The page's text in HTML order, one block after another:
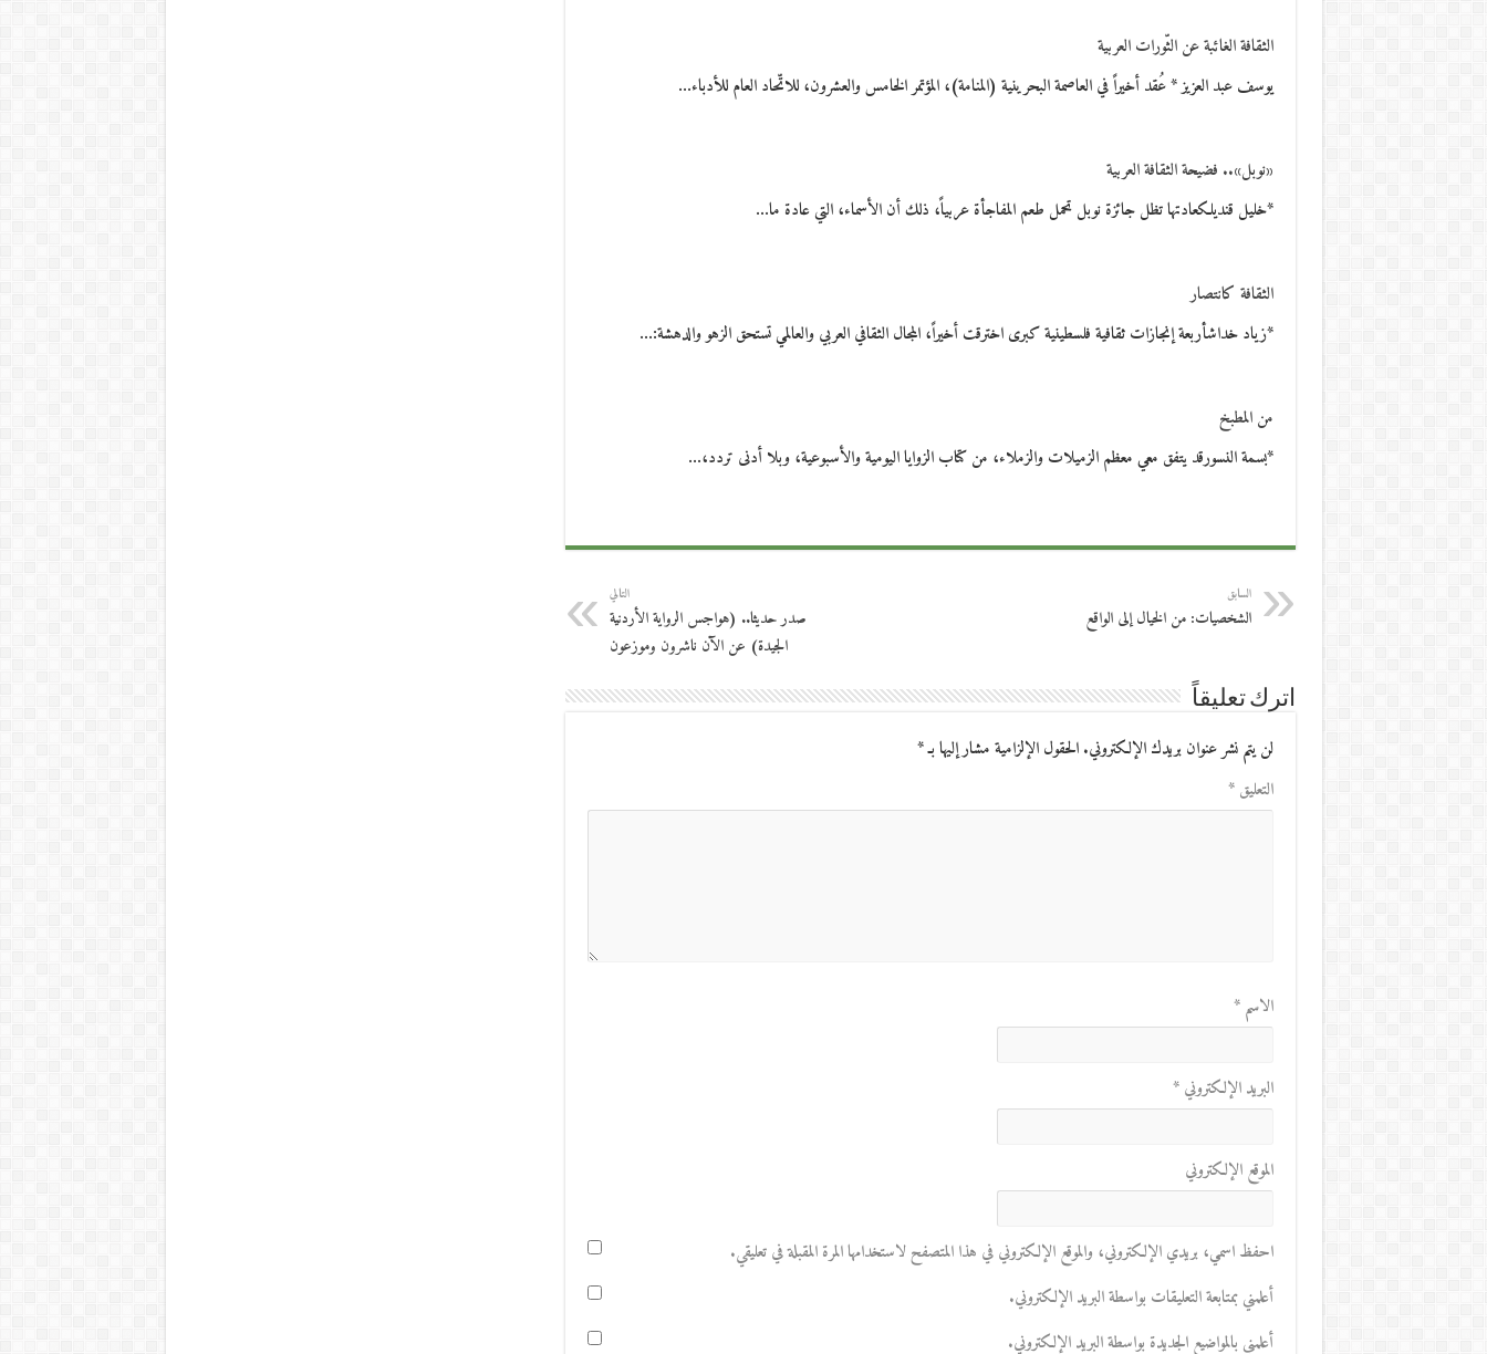
الثقافة الغائبة عن الثّورات العربية
يوسف عبد العزيز * عُقد أخيراً في العاصمة البحرينية (المنامة)، المؤتمر الخامس والعشرون، للاتّحاد العام للأدباء…
«نوبل».. فضيحة الثقافة العربية
*خليل قنديلكعادتها تظل جائزة نوبل تحمل طعم المفاجأة عربياً، ذلك أن الأسماء، التي عادة ما…
الثقافة كانتصار
*زياد خداشأربعة إنجازات ثقافية فلسطينية كبرى اخترقت أخيراً، المجال الثقافي العربي والعالمي تستحق الزهو والدهشة:…
من المطبخ
*بسمة النسورقد يتفق معي معظم الزميلات والزملاء، من كتاب الزوايا اليومية والأسبوعية، وبلا أدنى تردد،…
السابق
الشخصيات: من الخيال إلى الواقع
التالي
صدر حديثا.. (هواجس الرواية الأردنية
الجيدة) عن الآن ناشرون وموزعون
اترك تعليقاً
لن يتم نشر عنوان بريدك الإلكتروني. الحقول الإلزامية مشار إليها بـ*
التعليق*
الاسم*
البريد الإلكتروني*
الموقع الإلكتروني
احفظ اسمي، بريدي الإلكتروني، والموقع الإلكتروني في هذا المتصفح لاستخدامها المرة المقبلة في تعليقي.
أعلمني بمتابعة التعليقات بواسطة البريد الإلكتروني.
أعلمني بالمواضيع الجديدة بواسطة البريد الإلكتروني.